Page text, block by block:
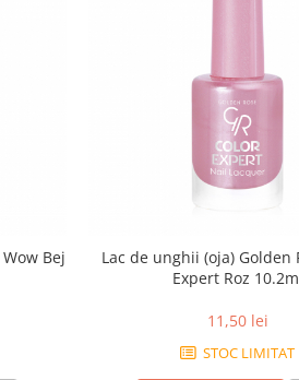
Bej
Lac de unghii (oja) Golden
Expert Roz
11,50 lei
STOC LIMITAT